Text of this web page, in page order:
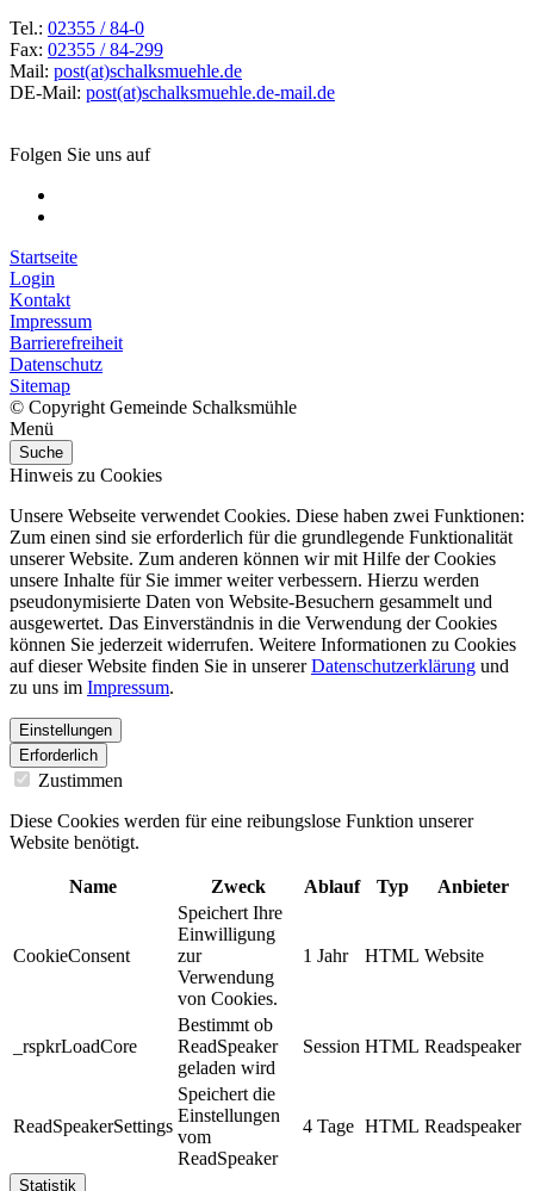
Tel.: 02355 / 84-0
Fax: 02355 / 84-299
Mail: post(at)schalksmuehle.de
DE-Mail: post(at)schalksmuehle.de-mail.de
Folgen Sie uns auf
Startseite
Login
Kontakt
Impressum
Barrierefreiheit
Datenschutz
Sitemap
© Copyright Gemeinde Schalksmühle
Menü
Suche
Hinweis zu Cookies
Unsere Webseite verwendet Cookies. Diese haben zwei Funktionen:
Zum einen sind sie erforderlich für die grundlegende Funktionalität
unserer Website. Zum anderen können wir mit Hilfe der Cookies
unsere Inhalte für Sie immer weiter verbessern. Hierzu werden
pseudonymisierte Daten von Website-Besuchern gesammelt und
ausgewertet. Das Einverständnis in die Verwendung der Cookies
können Sie jederzeit widerrufen. Weitere Informationen zu Cookies
auf dieser Website finden Sie in unsererDatenschutzerklärung und
zu uns im Impressum.
Einstellungen
Erforderlich
Zustimmen
Diese Cookies werden für eine reibungslose Funktion unserer
Website benötigt.
Name Zweck Ablauf Typ Anbieter
CookieConsent
Speichert Ihre
Einwilligung
zur
Verwendung
von Cookies.
1 Jahr HTML Website
_rspkrLoadCore
Bestimmt ob
ReadSpeaker
geladen wird
Session HTML Readspeaker
ReadSpeakerSettings
Speichert die
Einstellungen
vom
ReadSpeaker
4 Tage HTML Readspeaker
Statistik